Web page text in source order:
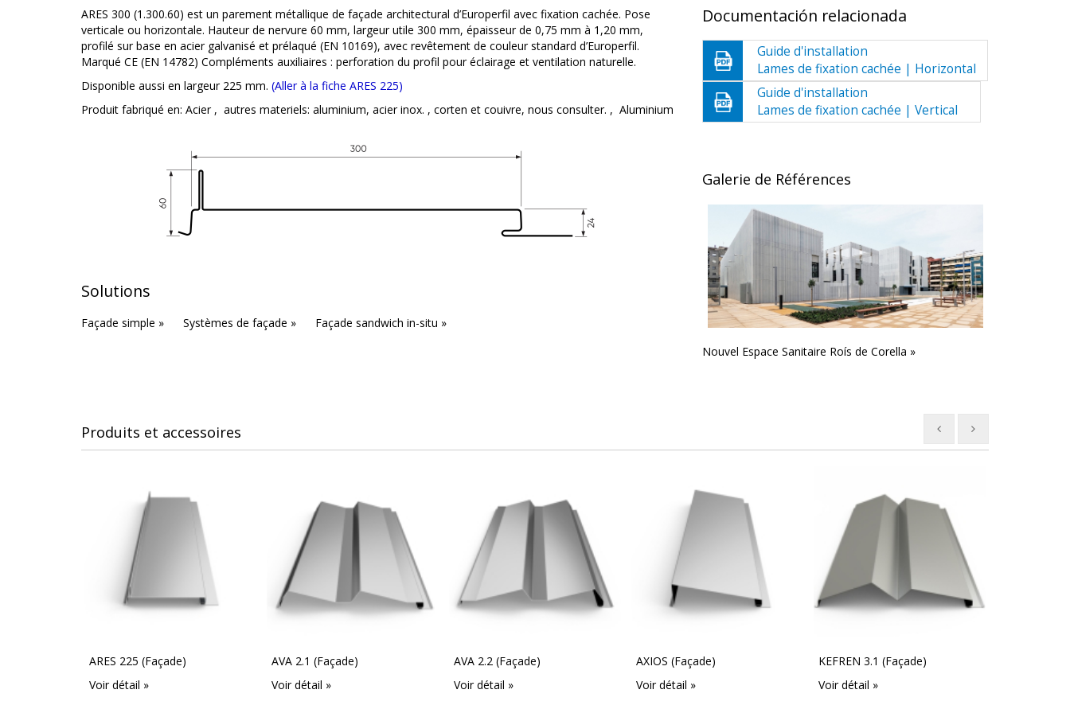
ARES 300 (1.300.60) est un parement métallique de façade architectural d’Europerfil avec fixation cachée. Pose
verticale ou horizontale. Hauteur de nervure 60 mm, largeur utile 300 mm, épaisseur de 0,75 mm à 1,20 mm,
profilé sur base en acier galvanisé et prélaqué (EN 10169), avec revêtement de couleur standard d’Europerfil.
Marqué CE (EN 14782) Compléments auxiliaires : perforation du profil pour éclairage et ventilation naturelle.
Disponible aussi en largeur 225 mm. (Aller à la fiche ARES 225)
Produit fabriqué en: Acier, autres materiels: aluminium, acier inox. , corten et couivre, nous consulter. , Aluminium
Solutions
Façade simple » Systèmes de façade » Façade sandwich in-situ »
Documentación relacionada
Guide d'installation
Lames de fixation cachée | Horizontal
Guide d'installation
Lames de fixation cachée | Vertical
Galerie de Références
Nouvel Espace Sanitaire Roís de Corella »
Produits et accessoires
ARES 225 (Façade)
Voir détail »
AVA 2.1 (Façade)
Voir détail »
AVA 2.2 (Façade)
Voir détail »
AXIOS (Façade)
Voir détail »
KEFREN 3.1 (Façade)
Voir détail »